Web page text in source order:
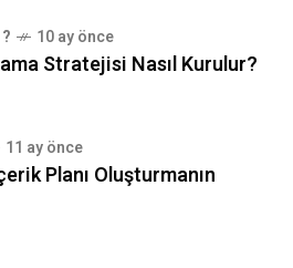
10 ay önce
Stratejisi Nasıl Kurulur?
11 ay önce
Planı Oluşturmanın